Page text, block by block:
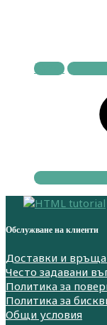
Купи
Обслужване на клиенти
Доставки и
Често задавани
Политика за
Политика за
Общи условия